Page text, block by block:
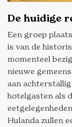
De huidige
Een groep
is van de
momenteel
nieuwe
aan
hotelgasten als
Hulanda zullen